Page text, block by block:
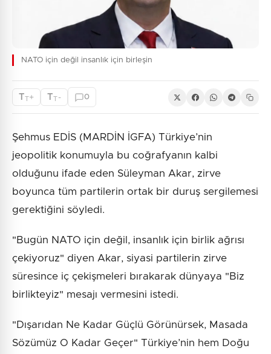
NATO için değil insanlık için birleşin
TT+ TT - 0
Şehmus EDİS (MARDİN İGFA) Türkiye’nin
jeopolitik konumuyla bu coğrafyanın kalbi
olduğunu ifade eden Süleyman Akar, zirve
boyunca tüm partilerin ortak bir duruş sergilemesi
gerektiğini söyledi.
"Bugün NATO için değil, insanlık için birlik ağrısı
çekiyoruz" diyen Akar, siyasi partilerin zirve
süresince iç çekişmeleri bırakarak dünyaya "Biz
birlikteyiz" mesajı vermesini istedi.
"Dışarıdan Ne Kadar Güçlü Görünürsek, Masada
Sözümüz O Kadar Geçer" Türkiye’nin hem Doğu